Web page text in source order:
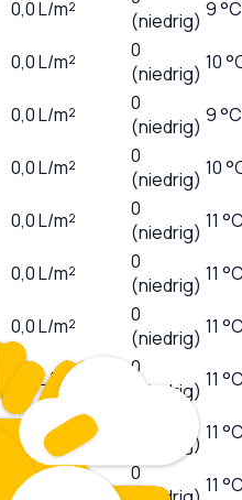
0,0L/m²
(niedrig) 9 °C
0,0L/m²
0
(niedrig) 10
0,0L/m²
0
(niedrig) 9 °C
0,0L/m²
0
(niedrig) 10
0,0L/m²
0
(niedrig) 11
0,0L/m²
0
(niedrig) 11
0,0L/m²
0
(niedrig) 11
L/m²
0
(niedrig) 11
0,0 L/m²
(niedrig) 11
0,0
0
11